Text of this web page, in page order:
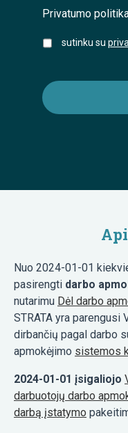
Privatumo
sutinku su
Nuo 2024-01-01
pasirengti darbo
nutarimu Dėl darbo
STRATA yra parengusi
dirbančių pagal darbo
apmokėjimo sistemos
2024-01-01 įsigaliojo
darbuotojų darbo
darbą įstatymo